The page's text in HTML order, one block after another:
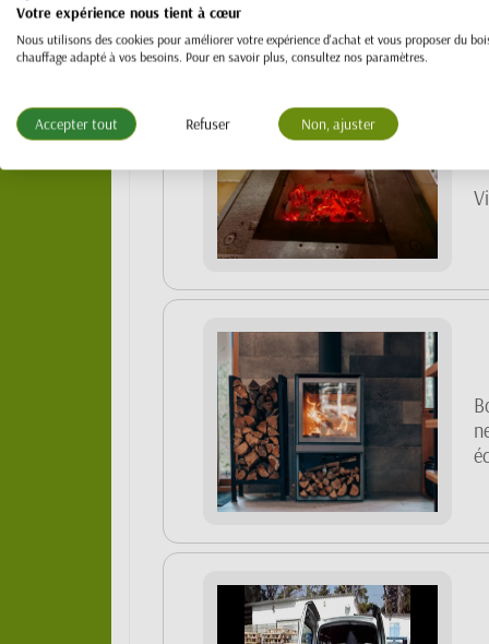
Votre expérience nous tient à cœur
Nous utilisons des cookies pour améliorer votre expérience d'achat et vous proposer du
chauffage adapté à vos besoins. Pour en savoir plus, consultez nos paramètres.
Accepter tout Refuser Non, ajuster